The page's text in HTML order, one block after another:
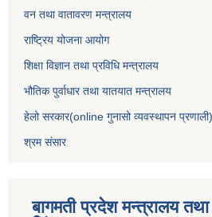
वन तथा वातावरण मन्त्रालय
राष्ट्रिय योजना आयोग
शिक्षा विज्ञान तथा प्रविधि मन्त्रालय
भौतिक पुर्वाधार तथा यातयात मन्त्रालय
हेलो सरकार(online गुनासो व्यवस्थापन प्रणाली)
श्रम संसार
बागमती प्रदेश मन्त्रालय तथा